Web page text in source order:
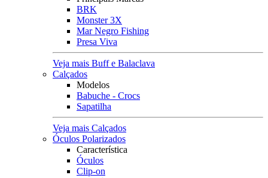
BRK
Monster 3X
Mar Negro Fishing
Presa Viva
Veja mais Buff e Balaclava
Calçados
Modelos
Babuche - Crocs
Sapatilha
Veja mais Calçados
Óculos Polarizados
Característica
Óculos
Clip-on